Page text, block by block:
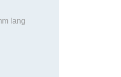
lang